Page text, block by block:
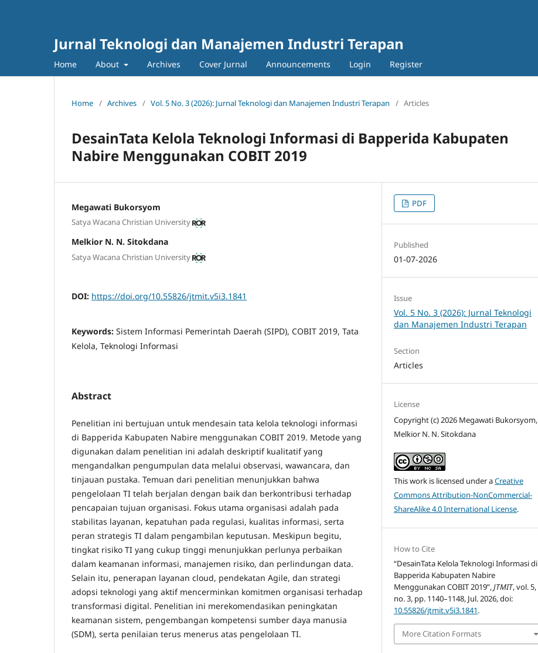
Jurnal Teknologi dan Manajemen Industri Terapan
Home About Archives Cover Jurnal Announcements Login Register
Home / Archives / Vol. 5 No. 3 (2026): Jurnal Teknologi dan Manajemen Industri Terapan / Articles
DesainTata Kelola Teknologi Informasi di Bapperida Kabupaten
Nabire Menggunakan COBIT 2019
Megawati Bukorsyom
Satya Wacana Christian University
Melkior N. N. Sitokdana
Satya Wacana Christian University
DOI: https://doi.org/10.55826/jtmit.v5i3.1841
Keywords: Sistem Informasi Pemerintah Daerah (SIPD), COBIT 2019, Tata
Kelola, Teknologi Informasi
Abstract
Penelitian ini bertujuan untuk mendesain tata kelola teknologi informasi
di Bapperida Kabupaten Nabire menggunakan COBIT 2019. Metode yang
digunakan dalam penelitian ini adalah deskriptif kualitatif yang
mengandalkan pengumpulan data melalui observasi, wawancara, dan
tinjauan pustaka. Temuan dari penelitian menunjukkan bahwa
pengelolaan TI telah berjalan dengan baik dan berkontribusi terhadap
pencapaian tujuan organisasi. Fokus utama organisasi adalah pada
stabilitas layanan, kepatuhan pada regulasi, kualitas informasi, serta
peran strategis TI dalam pengambilan keputusan. Meskipun begitu,
tingkat risiko TI yang cukup tinggi menunjukkan perlunya perbaikan
dalam keamanan informasi, manajemen risiko, dan perlindungan data.
Selain itu, penerapan layanan cloud, pendekatan Agile, dan strategi
adopsi teknologi yang aktif mencerminkan komitmen organisasi terhadap
transformasi digital. Penelitian ini merekomendasikan peningkatan
keamanan sistem, pengembangan kompetensi sumber daya manusia
(SDM), serta penilaian terus menerus atas pengelolaan TI.
PDF
Published
01-07-2026
Issue
Vol. 5 No. 3 (2026): Jurnal Teknologi
dan Manajemen Industri Terapan
Section
Articles
License
Copyright (c) 2026 Megawati Bukorsyom,
Melkior N. N. Sitokdana
This work is licensed under aCreative
Commons Attribution-NonCommercial-
ShareAlike 4.0 International License.
How to Cite
“DesainTata Kelola Teknologi Informasi di
Bapperida Kabupaten Nabire
Menggunakan COBIT 2019”,JTMIT, vol. 5,
no. 3, pp. 1140–1148, Jul. 2026, doi:
10.55826/jtmit.v5i3.1841.
More Citation Formats